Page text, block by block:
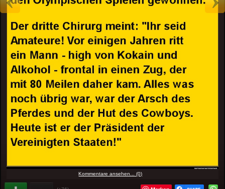
Kommentare ansehen... (0)